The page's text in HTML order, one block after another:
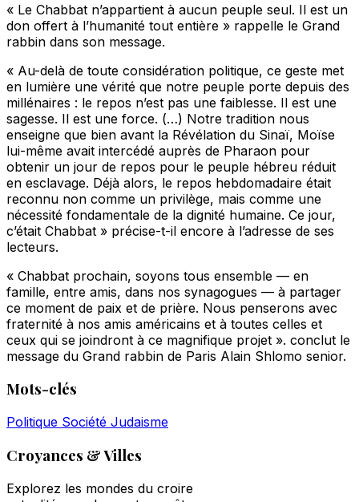
« Le Chabbat n’appartient à aucun peuple seul. Il est un
don offert à l’humanité tout entière » rappelle le Grand
rabbin dans son message.
« Au-delà de toute considération politique, ce geste met
en lumière une vérité que notre peuple porte depuis des
millénaires : le repos n’est pas une faiblesse. Il est une
sagesse. Il est une force. (…) Notre tradition nous
enseigne que bien avant la Révélation du Sinaï, Moïse
lui-même avait intercédé auprès de Pharaon pour
obtenir un jour de repos pour le peuple hébreu réduit
en esclavage. Déjà alors, le repos hebdomadaire était
reconnu non comme un privilège, mais comme une
nécessité fondamentale de la dignité humaine. Ce jour,
c’était Chabbat » précise-t-il encore à l’adresse de ses
lecteurs.
« Chabbat prochain, soyons tous ensemble — en
famille, entre amis, dans nos synagogues — à partager
ce moment de paix et de prière. Nous penserons avec
fraternité à nos amis américains et à toutes celles et
ceux qui se joindront à ce magnifique projet ». conclut le
message du Grand rabbin de Paris Alain Shlomo senior.
Mots-clés
Politique Société Judaisme
Croyances & Villes
Explorez les mondes du croire